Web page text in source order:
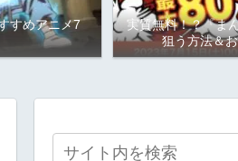
すめアニメ7
実質無料！？『ま
狙う方法＆